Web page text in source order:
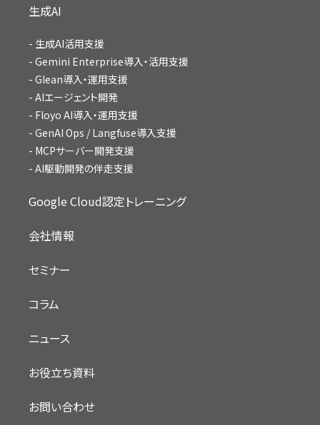
生成AI
生成AI活用支援
Gemini Enterprise導入・活用支援
Glean導入・運用支援
AIエージェント開発
Floyo AI導入・運用支援
GenAI Ops / Langfuse導入支援
MCPサーバー開発支援
AI駆動開発の伴走支援
Google Cloud認定トレーニング
会社情報
セミナー
コラム
ニュース
お役立ち資料
お問い合わせ